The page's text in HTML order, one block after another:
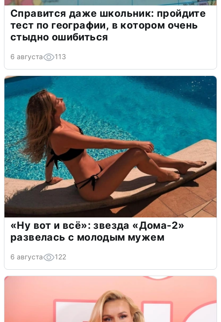
Справится даже школьник: пройдите
тест по географии, в котором очень
стыдно ошибиться
6 августа 113
«Ну вот и всё»: звезда «Дома-2»
развелась с молодым мужем
6 августа 122